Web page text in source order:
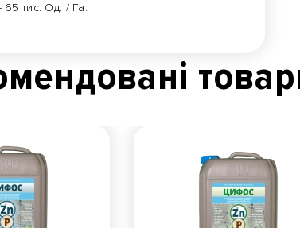
тис. Од. / Га.